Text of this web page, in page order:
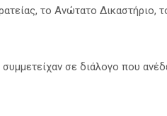
το Ανώτατο Δικαστήριο,
σε διάλογο που